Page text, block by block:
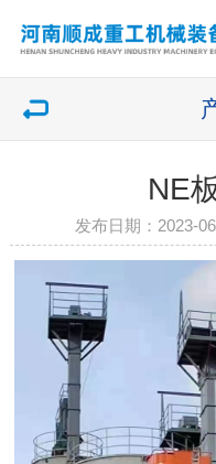
NE
发布日期：2023-